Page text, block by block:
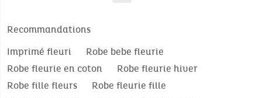
Recommandations
Imprimé fleuri
Robe bebe fleurie
Robe fleurie en coton
Robe fleurie hiver
Robe fille fleurs
Robe fleurie fille